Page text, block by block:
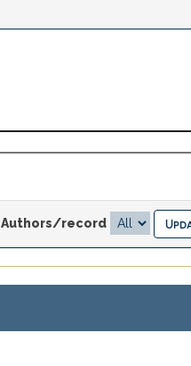
Authors/record